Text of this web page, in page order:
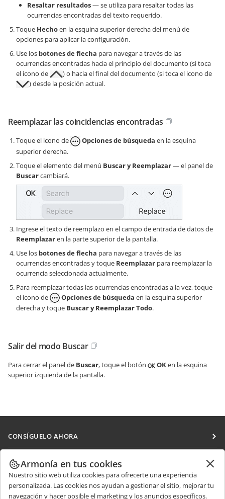
Resaltar resultados— se utiliza para resaltar todas las
ocurrencias encontradas del texto requerido.
Toque Hechoen la esquina superior derecha del menú de
opciones para aplicar la configuración.
Use los botones de flecha para navegar a través de las
ocurrencias encontradas hacia el principio del documento (si toca
el icono de
) o hacia el final del documento (si toca el icono de
) desde la posición actual.
Reemplazar las coincidencias encontradas
Toque el icono de Opciones de búsqueda en la esquina
superior derecha.
Toque el elemento del menú Buscar y Reemplazar— el panel de
Buscarcambiará.
Ingrese el texto de reemplazo en el campo de entrada de datos de
Reemplazaren la parte superior de la pantalla.
Use los botones de flecha para navegar a través de las
ocurrencias encontradas y toque Reemplazar para reemplazar la
ocurrencia seleccionada actualmente.
Para reemplazar todas las ocurrencias encontradas a la vez, toque
el icono de
Opciones de búsqueda en la esquina superior
derecha y toque Buscar y Reemplazar Todo.
Salir del modo Buscar
Para cerrar el panel de Buscar, toque el botón OKen la esquina
superior izquierda de la pantalla.
CONSÍGUELO AHORA
Docs
DocSpace
Workspace
COLABORAR
Para colaboradores
Para traductores
RECIBIR NOTICIAS
Armonía en tus cookies
Nuestro sitio web utiliza cookies para ofrecerte una experiencia
personalizada. Las cookies nos ayudan a gestionar el sitio, mejorar tu
navegación y hacer posible el marketing y los anuncios específicos.